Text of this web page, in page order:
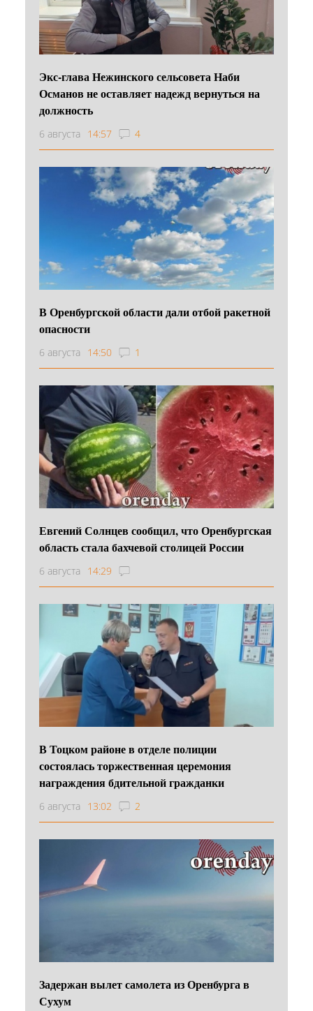
Экс-глава Нежинского сельсовета Наби
Османов не оставляет надежд вернуться на
должность
6 августа 14:57 4
В Оренбургской области дали отбой ракетной
опасности
6 августа 14:50 1
Евгений Солнцев сообщил, что Оренбургская
область стала бахчевой столицей России
6 августа 14:29
В Тоцком районе в отделе полиции
состоялась торжественная церемония
награждения бдительной гражданки
6 августа 13:02 2
Задержан вылет самолета из Оренбурга в
Сухум